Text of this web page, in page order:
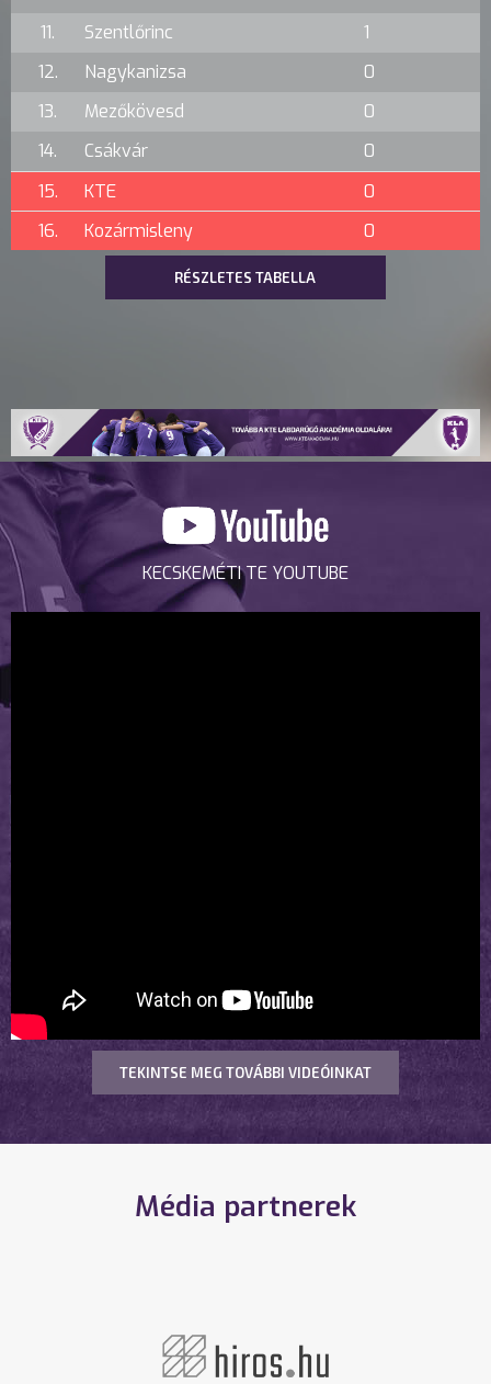
11.
Szentlőrinc
1
12.
Nagykanizsa
0
13.
Mezőkövesd
0
14.
Csákvár
0
15.
KTE
0
16.
Kozármisleny 0
RÉSZLETES TABELLA
KECSKEMÉTI TE YOUTUBE
TEKINTSE MEG TOVÁBBI VIDEÓINKAT
Média partnerek